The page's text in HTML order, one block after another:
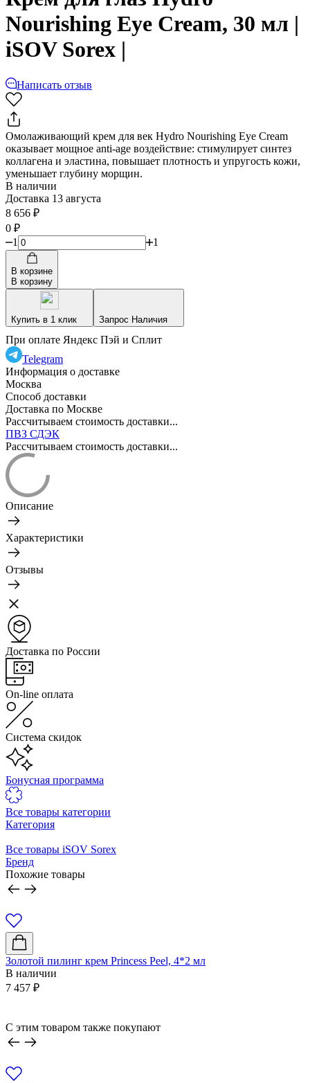
Nourishing Eye Cream, 30 мл |
iSOV Sorex |
Написать отзыв
Омолаживающий крем для век Hydro Nourishing Eye Cream
оказывает мощное anti-age воздействие: стимулирует синтез
коллагена и эластина, повышает плотность и упругость кожи,
уменьшает глубину морщин.
В наличии
Доставка 13 августа
8 656 ₽
0 ₽
1
1
В корзине
В корзину
Купить в 1 клик Запрос Наличия
При оплате Яндекс Пэй и Сплит
Telegram
Информация о доставке
Москва
Способ доставки
Доставка по Москве
Рассчитываем стоимость доставки...
ПВЗ СДЭК
Рассчитываем стоимость доставки...
Описание
Характеристики
Отзывы
Доставка по России
On-line оплата
Система скидок
Бонусная программа
Все товары категории
Категория
Все товары iSOV Sorex
Бренд
Похожие товары
Золотой пилинг крем Princess Peel, 4*2 мл
В наличии
7 457 ₽
C этим товаром также покупают